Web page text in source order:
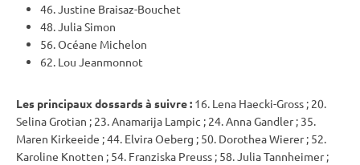
46. Justine Braisaz-Bouchet
48. Julia Simon
56. Océane Michelon
62. Lou Jeanmonnot
Les principaux dossards à suivre : 16. Lena Haecki-Gross ; 20.
Selina Grotian ; 23. Anamarija Lampic ; 24. Anna Gandler ; 35.
Maren Kirkeeide ; 44. Elvira Oeberg ; 50. Dorothea Wierer ; 52.
Karoline Knotten ; 54. Franziska Preuss ; 58. Julia Tannheimer ;